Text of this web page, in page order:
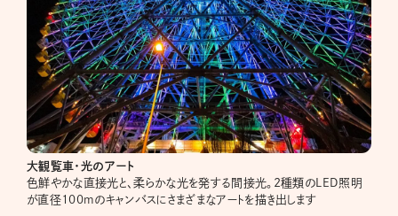
大観覧車・光のアート
色鮮やかな直接光と、柔らかな光を発する間接光。2種類のLED照明
が直径100mのキャンバスにさまざまなアートを描き出します